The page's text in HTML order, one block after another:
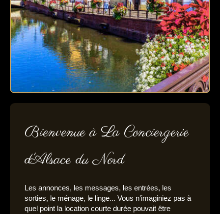
Bienvenue à La Conciergerie
d'Alsace du Nord
Les annonces, les messages, les entrées, les
sorties, le ménage, le linge... Vous n’imaginiez pas à
quel point la location courte durée pouvait être